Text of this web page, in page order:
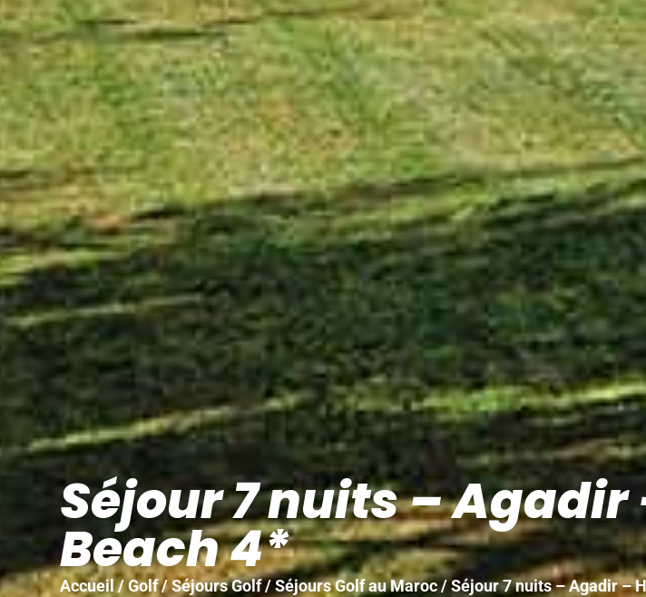
Séjour 7 nuits – Agadir
Beach 4*
Accueil/Golf/Séjours Golf/Séjours Golf au Maroc/ Séjour 7 nuits – Agadir –